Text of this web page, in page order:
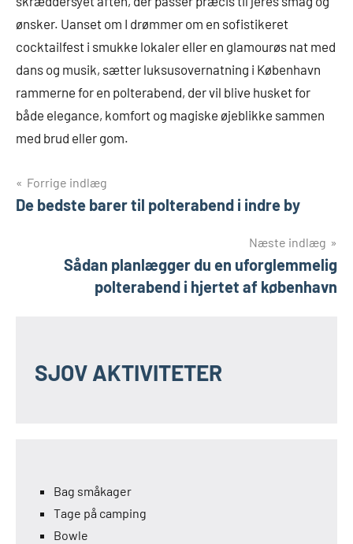
ønsker. Uanset om I drømmer om en sofistikeret
cocktailfest i smukke lokaler eller en glamourøs nat med
dans og musik, sætter luksusovernatning i København
rammerne for en polterabend, der vil blive husket for
både elegance, komfort og magiske øjeblikke sammen
med brud eller gom.
Indlægsnavigation
Forrige indlæg
De bedste barer til polterabend i indre by
Næste indlæg
Sådan planlægger du en uforglemmelig
polterabend i hjertet af københavn
SJOV AKTIVITETER
Bag småkager
Tage på camping
Bowle